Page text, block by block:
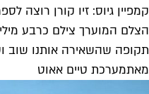
קמפיין גיוס: זיו קורן רוצה
תקופה שהשאירה אותנו שוב
מאתמערכת טיים אאוט